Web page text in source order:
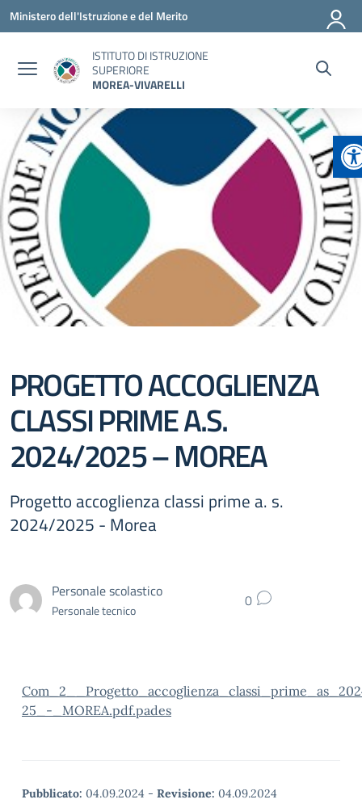
Vai ai contenuti
Vai al menu di navigazione
Vai al footer
Ministero dell'Istruzione e del Merito
ISTITUTO DI ISTRUZIONE
SUPERIORE
MOREA-VIVARELLI
PROGETTO ACCOGLIENZA
CLASSI PRIME A.S.
2024/2025 – MOREA
Progetto accoglienza classi prime a. s.
2024/2025 - Morea
Personale scolastico
Personale tecnico 0
25_-_MOREA.pdf.pades
Pubblicato: 04.09.2024 - Revisione: 04.09.2024